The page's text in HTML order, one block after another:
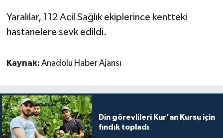
Yaralılar, 112 Acil Sağlık ekiplerince kentteki
hastanelere sevk edildi.
Kaynak: Anadolu Haber Ajansı
Din görevlileri Kur'an Kursu için
fındık topladı
Bursa Müftülüğü
Çankırı Müftülüğü
Denizli Müftülüğü
Duyurular
Bilim, Teknoloji
Diyanet TV